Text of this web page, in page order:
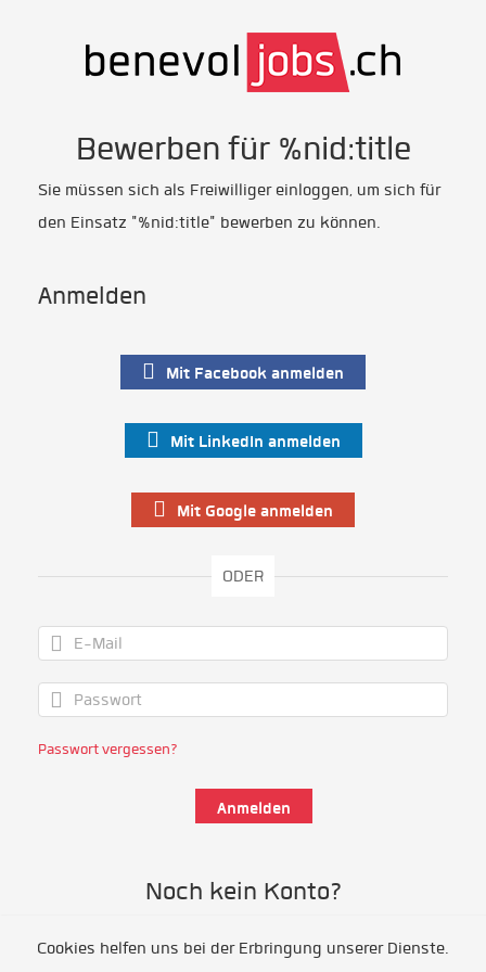
Bewerben für %nid:title
Sie müssen sich als Freiwilliger einloggen, um sich für
den Einsatz "%nid:title" bewerben zu können.
Anmelden
Mit Facebook anmelden
Mit LinkedIn anmelden
Mit Google anmelden
ODER
Passwort vergessen?
Noch kein Konto?
Als Freiwillige/r registrieren
Cookies helfen uns bei der Erbringung unserer Dienste.